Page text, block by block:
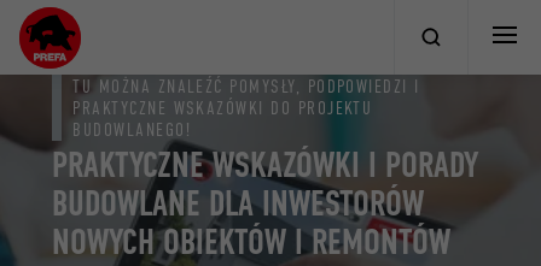
PRAKTYCZNE WSKAZÓWKI I PORADY
BUDOWLANE DLA INWESTORÓW
NOWYCH OBIEKTÓW I REMONTÓW
TU MOŻNA ZNALEŹĆ POMYSŁY, PODPOWIEDZI I
PRAKTYCZNE WSKAZÓWKI DO PROJEKTU
BUDOWLANEGO!